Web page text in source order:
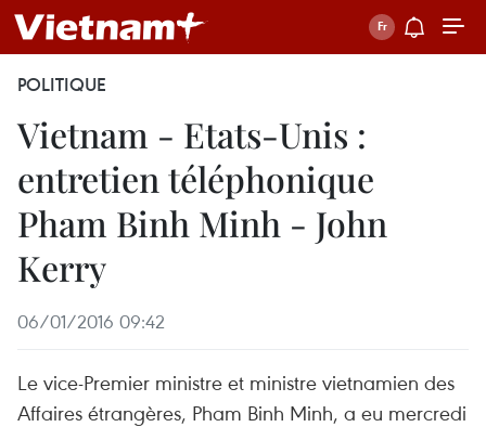
POLITIQUE
Vietnam - Etats-Unis :
entretien téléphonique
Pham Binh Minh - John
Kerry
06/01/2016 09:42
Le vice-Premier ministre et ministre vietnamien des
Affaires étrangères, Pham Binh Minh, a eu mercredi